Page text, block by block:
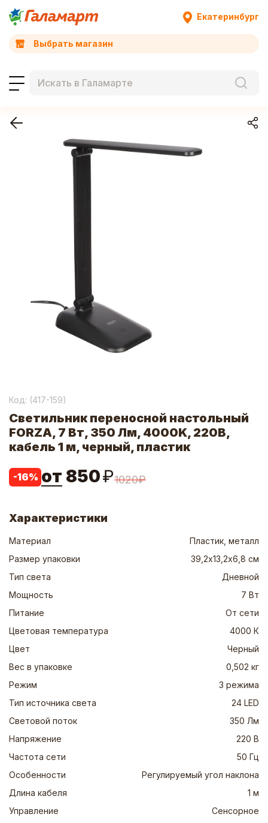
Екатеринбург
Выбрать магазин
Код: (417-159)
Светильник переносной настольный
FORZA, 7 Вт, 350 Лм, 4000K, 220В,
кабель 1 м, черный, пластик
-16% от 850₽1020₽
Характеристики
Материал
Пластик, металл
Размер упаковки
39,2х13,2х6,8 см
Тип света
Дневной
Мощность
7 Вт
Питание
От сети
Цветовая температура
4000 К
Цвет
Черный
Вес в упаковке
0,502 кг
Режим
3 режима
Тип источника света
24 LED
Световой поток
350 Лм
Напряжение
220 В
Частота сети
50 Гц
Особенности
Регулируемый угол наклона
Длина кабеля
1 м
Управление
Сенсорное